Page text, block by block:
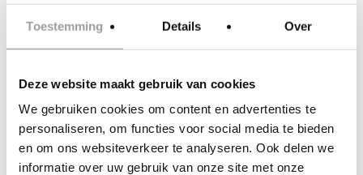
Toestemming Details Over
Deze website maakt gebruik van cookies
We gebruiken cookies om content en advertenties te
personaliseren, om functies voor social media te bieden
en om ons websiteverkeer te analyseren. Ook delen we
informatie over uw gebruik van onze site met onze
Opmerking of
vraag?
Naam op
voucher
*Wil je het eigen risico van €2500,- afkopen?
video
Maak een keuze
* Wil je een omboekgarantie aanschaffen en tot 48
uur voor deelname kunnen verzetten?